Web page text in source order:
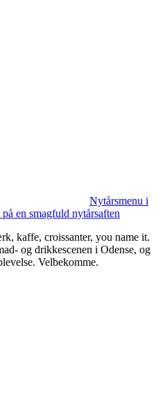
Nytårsmenu i
en smagfuld nytårsaften
kaffe, croissanter, you name it.
og drikkescenen i Odense, og
Velbekomme.